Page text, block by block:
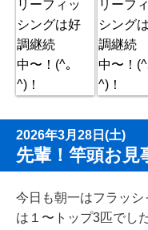
2026年3月28日(土)
先輩！竿頭お見
今日も朝一はフラッ
は１〜トップ3匹でし